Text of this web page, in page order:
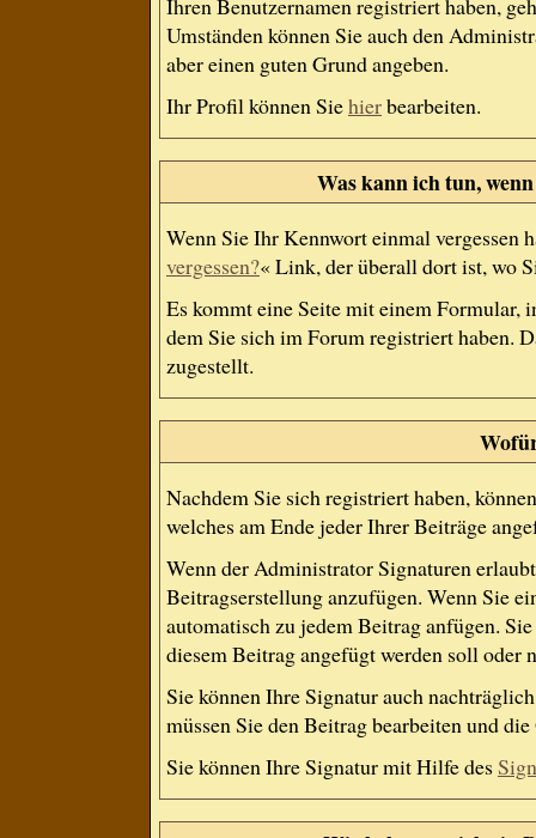
Ihren Benutzernamen registriert haben,
Umständen können Sie auch den
aber einen guten Grund angeben.
Ihr Profil können Siehierbearbeiten.
Was kann ich tun,
Wenn Sie Ihr Kennwort einmal vergessen
vergessen?« Link, der überall dort ist, wo
Es kommt eine Seite mit einem Formular,
dem Sie sich im Forum registriert haben.
zugestellt.
Nachdem Sie sich registriert haben,
welches am Ende jeder Ihrer Beiträge
Wenn der Administrator Signaturen
Beitragserstellung anzufügen. Wenn Sie
automatisch zu jedem Beitrag anfügen.
diesem Beitrag angefügt werden soll oder
Sie können Ihre Signatur auch
müssen Sie den Beitrag bearbeiten und
Sie können Ihre Signatur mit Hilfe des